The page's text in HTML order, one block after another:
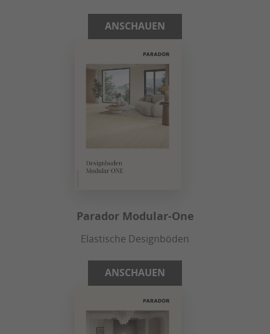
ANSCHAUEN
Parador Modular-One
Elastische Designböden
ANSCHAUEN